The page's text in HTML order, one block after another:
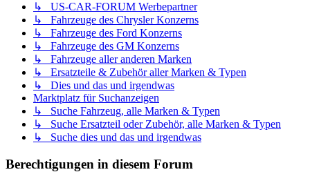
↳ US-CAR-FORUM Werbepartner
↳ Fahrzeuge des Chrysler Konzerns
↳ Fahrzeuge des Ford Konzerns
↳ Fahrzeuge des GM Konzerns
↳ Fahrzeuge aller anderen Marken
↳ Ersatzteile & Zubehör aller Marken & Typen
↳ Dies und das und irgendwas
Marktplatz für Suchanzeigen
↳ Suche Fahrzeug, alle Marken & Typen
↳ Suche Ersatzteil oder Zubehör, alle Marken & Typen
↳ Suche dies und das und irgendwas
Berechtigungen in diesem Forum